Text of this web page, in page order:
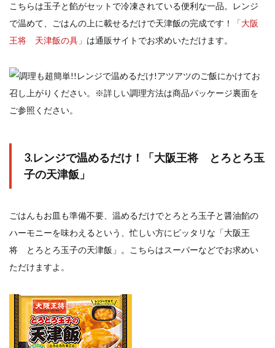
こちらは玉子と餡がセットで冷凍されている便利な一品。レンジ
で温めて、ごはんの上に載せるだけで天津飯の完成です！
「大阪
王将 天津飯の具」 は通販サイトでお求めいただけます。
3.レンジで温めるだけ！「大阪王将 とろとろ玉
子の天津飯」
ごはんもお皿も準備不要、温めるだけでとろとろ玉子と醤油餡の
ハーモニーを味わえるという、忙しい方にピッタリな「大阪王
将 とろとろ玉子の天津飯」。こちらはスーパーなどでお求めい
ただけますよ。